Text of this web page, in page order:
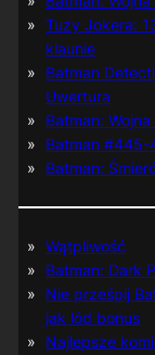
Tuzy Jokera:
klaunie
Batman
Uwertura
Batman:
Batman #445-
Batman:
Wątpliwość
Batman: Dark
Nie prześpij
jak lód bonus
Najlepsze